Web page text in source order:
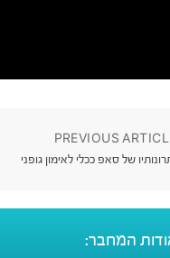
PREVIOUS
של סאפ ככלי לאימון גופני
המחבר: